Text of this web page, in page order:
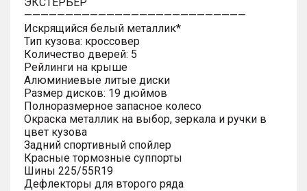
———————————————————————————
Искрящийся белый металлик*
Тип кузова: кроссовер
Количество дверей: 5
Рейлинги на крыше
Алюминиевые литые диски
Размер дисков: 19 дюймов
Полноразмерное запасное колесо
Окраска металлик на выбор, зеркала и ручки в
цвет кузова
Задний спортивный спойлер
Красные тормозные суппорты
Шины 225/55R19
Дефлекторы для второго ряда